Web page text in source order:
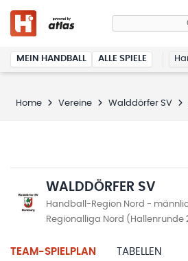
MEIN HANDBALL ALLE SPIELE
Home Vereine Walddörfer SV
WALDDÖRFER SV
Handball-Region Nord -
Regionalliga Nord (Hallenrunde
TEAM-SPIELPLAN TABELLEN